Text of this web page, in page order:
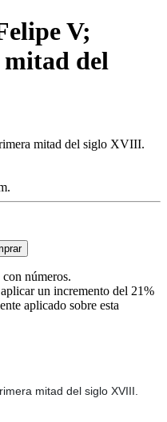
V;
del
mitad del siglo XVIII.
números.
un incremento del 21%
aplicado sobre esta
mitad del siglo XVIII.